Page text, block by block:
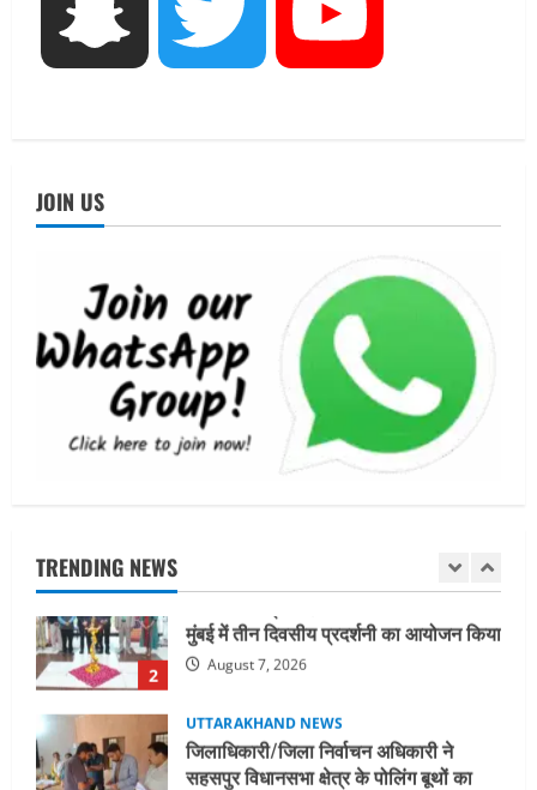
Snapchat Twitter
JOIN US
TRENDING NEWS
UTTARAKHAND NEWS
तीलू रौतेली पुरस्कार के लिए 13 वीरांगनाओं का
चयन : रेखा आर्या
1
UTTARAKHAND NEWS
धामी कैबिनेट ने लिए कई महत्वपूर्ण निर्णय, अब
सामान्य वर्ग के पशुपालकों को भी गाय एवं भैंस
खरीद पर मिलेगा अनुदान, मजदूरी संहिता
नियमावली-2026 को मिली मंजूरी
August 7, 2026
2
3
UTTARAKHAND NEWS
जिलाधिकारी/जिला निर्वाचन अधिकारी ने
सहसपुर विधानसभा क्षेत्र के पोलिंग बूथों का
शिविर की व्यवस्थाओं का लिया जायजा
August 6, 2026